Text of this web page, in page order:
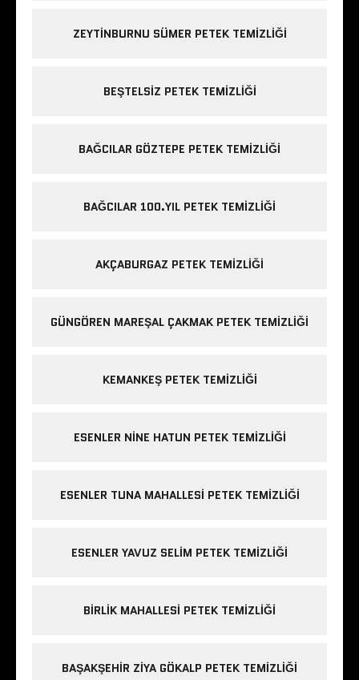
ZEYTINBURNU SÜMER PETEK TEMIZLIĞI
BEŞTELSIZ PETEK TEMIZLIĞI
BAĞCILAR GÖZTEPE PETEK TEMIZLIĞI
BAĞCILAR 100.YIL PETEK TEMIZLIĞI
AKÇABURGAZ PETEK TEMIZLIĞI
GÜNGÖREN MAREŞAL ÇAKMAK PETEK TEMIZLIĞI
KEMANKEŞ PETEK TEMIZLIĞI
ESENLER NINE HATUN PETEK TEMIZLIĞI
ESENLER TUNA MAHALLESI PETEK TEMIZLIĞI
ESENLER YAVUZ SELIM PETEK TEMIZLIĞI
BIRLIK MAHALLESI PETEK TEMIZLIĞI
BAŞAKŞEHIR ZIYA GÖKALP PETEK TEMIZLIĞI